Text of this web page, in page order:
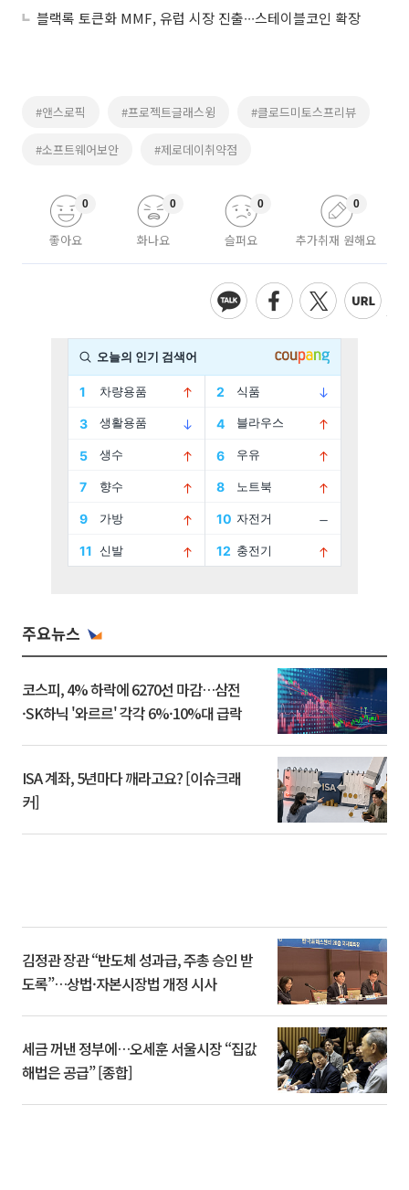
블랙록 토큰화 MMF, 유럽 시장 진출∙∙∙스테이블코인 확장
#앤스로픽 #프로젝트글래스윙 #클로드미토스프리뷰
#소프트웨어보안 #제로데이취약점
좋아요
0
화나요
0
슬퍼요
0
추가취재 원해요
0
주요뉴스
코스피, 4% 하락에 6270선 마감…삼전
·SK하닉 '와르르' 각각 6%·10%대 급락
ISA 계좌, 5년마다 깨라고요? [이슈크래
커]
김정관 장관 “반도체 성과급, 주총 승인 받
도록”…상법·자본시장법 개정 시사
세금 꺼낸 정부에…오세훈 서울시장 “집값
해법은 공급” [종합]